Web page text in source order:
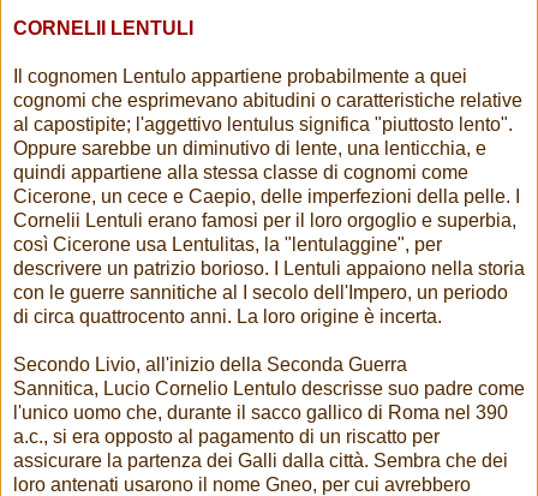
CORNELII LENTULI
Il cognomen Lentulo appartiene probabilmente a quei
cognomi che esprimevano abitudini o caratteristiche relative
al capostipite; l'aggettivo lentulus significa "piuttosto lento".
Oppure sarebbe un diminutivo di lente, una lenticchia, e
quindi appartiene alla stessa classe di cognomi come
Cicerone, un cece e Caepio, delle imperfezioni della pelle. I
Cornelii Lentuli erano famosi per il loro orgoglio e superbia,
così Cicerone usa Lentulitas, la "lentulaggine", per
descrivere un patrizio borioso. I Lentuli appaiono nella storia
con le guerre sannitiche al I secolo dell'Impero, un periodo
di circa quattrocento anni. La loro origine è incerta.
Secondo Livio, all'inizio della Seconda Guerra
Sannitica, Lucio Cornelio Lentulo descrisse suo padre come
l'unico uomo che, durante il sacco gallico di Roma nel 390
a.c., si era opposto al pagamento di un riscatto per
assicurare la partenza dei Galli dalla città. Sembra che dei
loro antenati usarono il nome Gneo, per cui avrebbero